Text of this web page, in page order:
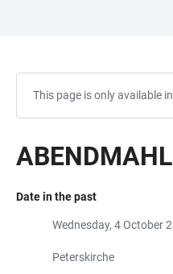
This page is only available
Date in the past
Wednesday, 4 October
Peterskirche